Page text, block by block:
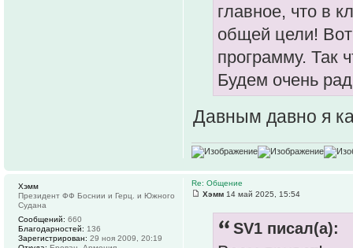
главное, что в
общей цели!
программу. Так
Будем очень
Давным давно я
Re: Общение
Хэмм 14 май 2025, 15:54
SV1 писал(а):
Хэмм
Президент ФФ Боснии и Герц. и Южного
Судана
Сообщений: 660
Благодарностей: 136
Зарегистрирован: 29 ноя 2009, 20:19